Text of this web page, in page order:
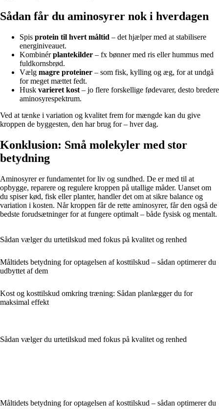
Sådan får du aminosyrer nok i hverdagen
Spis protein til hvert måltid – det hjælper med at stabilisere
energiniveauet.
Kombinérplantekilder – fx bønner med ris eller hummus med
fuldkornsbrød.
Vælg magre proteiner – som fisk, kylling og æg, for at undgå
for meget mættet fedt.
Husk varieret kost – jo flere forskellige fødevarer, desto bredere
aminosyrespektrum.
Ved at tænke i variation og kvalitet frem for mængde kan du give
kroppen de byggesten, den har brug for – hver dag.
Konklusion: Små molekyler med stor
betydning
Aminosyrer er fundamentet for liv og sundhed. De er med til at
opbygge, reparere og regulere kroppen på utallige måder. Uanset om
du spiser kød, fisk eller planter, handler det om at sikre balance og
variation i kosten. Når kroppen får de rette aminosyrer, får den også de
bedste forudsætninger for at fungere optimalt – både fysisk og mentalt.
Sådan vælger du urtetilskud med fokus på kvalitet og renhed
Måltidets betydning for optagelsen af kosttilskud – sådan optimerer du
udbyttet af dem
Kost og kosttilskud omkring træning: Sådan planlægger du for
maksimal effekt
Sådan vælger du urtetilskud med fokus på kvalitet og renhed
Måltidets betydning for optagelsen af kosttilskud – sådan optimerer du